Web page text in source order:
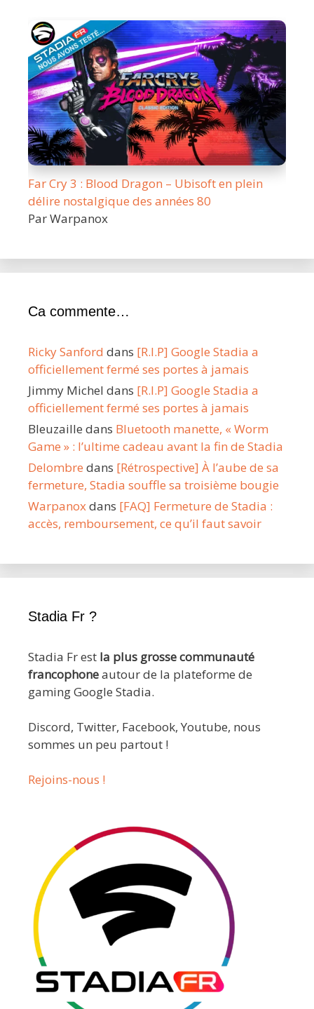
Far Cry 3 : Blood Dragon – Ubisoft en plein
délire nostalgique des années 80
Par Warpanox
Ca commente…
Ricky Sanford dans [R.I.P] Google Stadia a
officiellement fermé ses portes à jamais
Jimmy Michel dans [R.I.P] Google Stadia a
officiellement fermé ses portes à jamais
Bleuzaille dans Bluetooth manette, « Worm
Game » : l’ultime cadeau avant la fin de Stadia
Delombre dans [Rétrospective] À l’aube de sa
fermeture, Stadia souffle sa troisième bougie
Warpanoxdans [FAQ] Fermeture de Stadia :
accès, remboursement, ce qu’il faut savoir
Stadia Fr ?
Stadia Fr est la plus grosse communauté
francophoneautour de la plateforme de
gaming Google Stadia.
Discord, Twitter, Facebook, Youtube, nous
sommes un peu partout !
Rejoins-nous !